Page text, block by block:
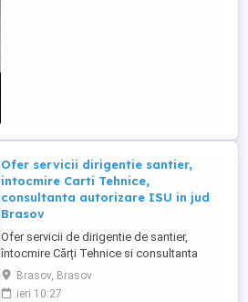
Ofer servicii dirigentie santier,
intocmire Carti Tehnice,
consultanta autorizare ISU in jud
Brasov
Ofer servicii de dirigentie de santier,
întocmire Cărți Tehnice si consultanta
avizare autorizare ISU pe raza judetului
Brasov.
Brasov, Brasov
ieri 10:27